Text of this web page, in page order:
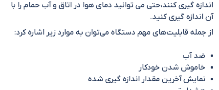
اندازه گیری کنند،حتی می توانید دمای هوا در اتاق و آب حمام را با
آن اندازه گیری کنید.
از جمله قابلیت‌های مهم دستگاه می‌توان به موارد زیر اشاره کرد:
ضد آب
خاموش شدن خودکار
نمایش آخرین مقدار اندازه گیری شده